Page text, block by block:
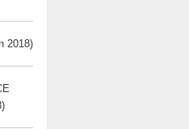
2018)